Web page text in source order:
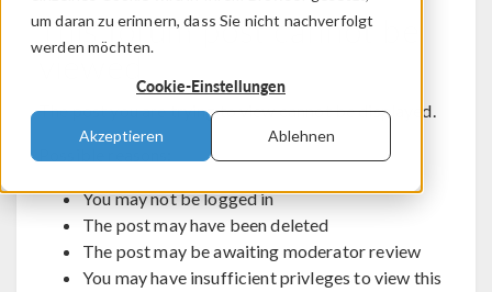
um daran zu erinnern, dass Sie nicht nachverfolgt
werden möchten.
Cookie-Einstellungen
Akzeptieren Ablehnen
This forum post cannot be
viewed
The post you are trying to view cannot be displayed.
You may not be logged in
The post may have been deleted
The post may be awaiting moderator review
You may have insufficient privleges to view this